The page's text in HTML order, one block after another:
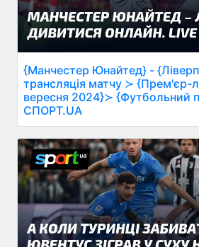
{Манчестер Юнайтед} -
трансляція матчу ≻ {Прем'єр-
вересня 2024}≻ {Футбольний
СПОРТ.UA